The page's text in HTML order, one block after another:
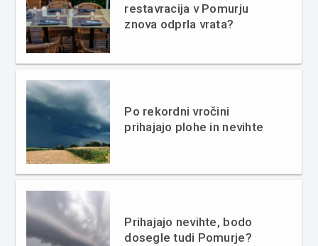
restavracija v Pomurju
znova odprla vrata?
Po rekordni vročini
prihajajo plohe in nevihte
Prihajajo nevihte, bodo
dosegle tudi Pomurje?